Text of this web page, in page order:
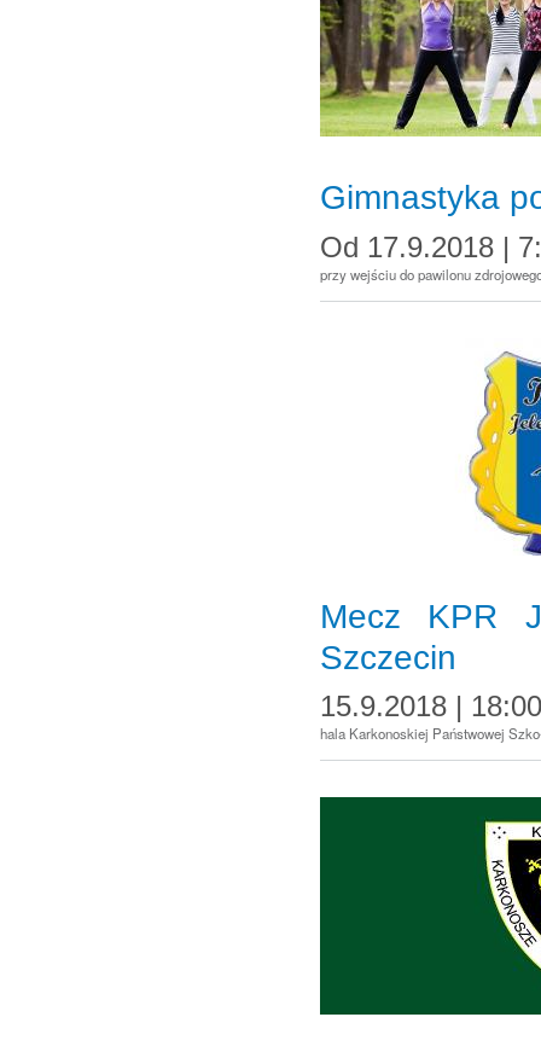
Gimnastyka
Od 17.9.2018 |
przy wejściu do pawilonu
Mecz KPR
Szczecin
15.9.2018 | 18:00
hala Karkonoskiej Państwowej